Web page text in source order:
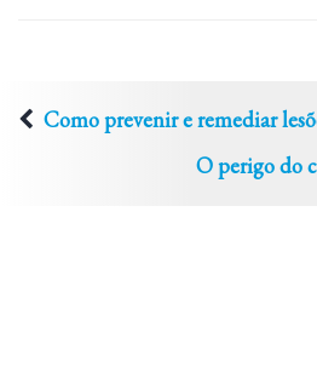
Como prevenir e remediar
O perigo do